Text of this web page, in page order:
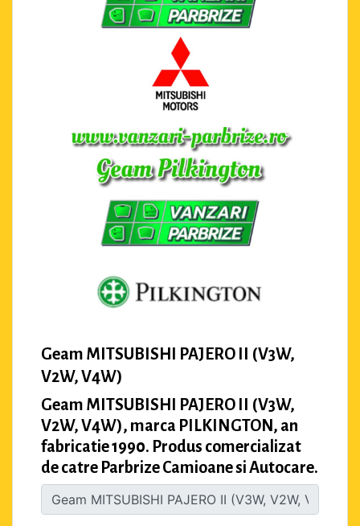
Geam MITSUBISHI PAJERO II (V3W,
V2W, V4W)
Geam MITSUBISHI PAJERO II (V3W,
V2W, V4W), marca PILKINGTON, an
fabricatie 1990. Produs comercializat
de catre Parbrize Camioane si Autocare.